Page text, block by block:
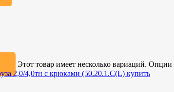
Этот товар имеет несколько вариаций.